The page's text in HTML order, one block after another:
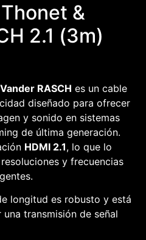
&
2.1 (3m)
RASCH es un cable
diseñado para ofrecer
y sonido en sistemas
de última generación.
HDMI 2.1, lo que lo
y frecuencias
longitud es robusto y está
transmisión de señal